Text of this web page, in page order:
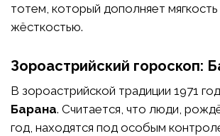
тотем, который дополняет
жёсткостью.
Зороастрийский гороскоп:
В зороастрийской традиции 1971
Барана. Считается, что люди,
год, находятся под особым